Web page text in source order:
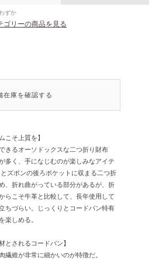
ずか
ゴリーの商品を見る
在庫を確認する
こそ上質を】
きるオーソドックスな二つ折り財布
多く、手になじむのが楽しみなアイテ
ズボンの後ろポケットに収まる二つ折
、折れ曲がっている部分があるが、折
らこそ牛革と比較して、長年使用して
ちづらい。じっくりとコードバン特有
楽しめる。
とされるコードバン】
繊維が非常に細かいのが特徴だ。